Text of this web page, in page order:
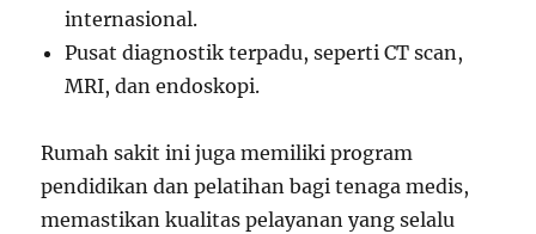
internasional.
Pusat diagnostik terpadu, seperti CT scan,
MRI, dan endoskopi.
Rumah sakit ini juga memiliki program
pendidikan dan pelatihan bagi tenaga medis,
memastikan kualitas pelayanan yang selalu